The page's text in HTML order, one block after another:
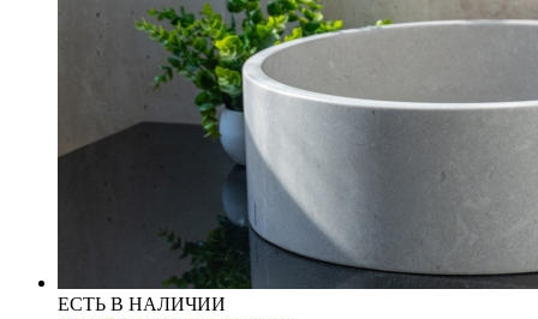
ЕСТЬ В НАЛИЧИИ